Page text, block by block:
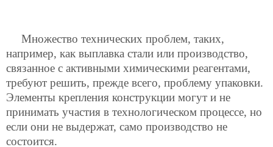
Множество технических проблем, таких,
например, как выплавка стали или производство,
связанное с активными химическими реагентами,
требуют решить, прежде всего, проблему упаковки.
Элементы крепления конструкции могут и не
принимать участия в технологическом процессе, но
если они не выдержат, само производство не
состоится.